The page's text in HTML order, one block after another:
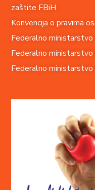
zaštite FBiH
Konvencija o pravima o
Federalno
Federalno
Federalno ministarstvo